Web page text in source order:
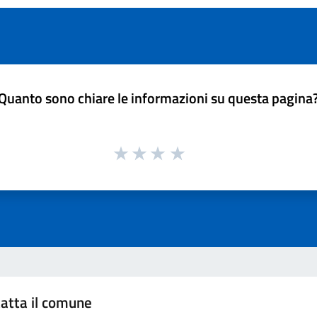
sono chiare le informazioni su questa
il comune